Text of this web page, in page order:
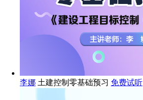
李娜 土建控制零基础预习 免费试听